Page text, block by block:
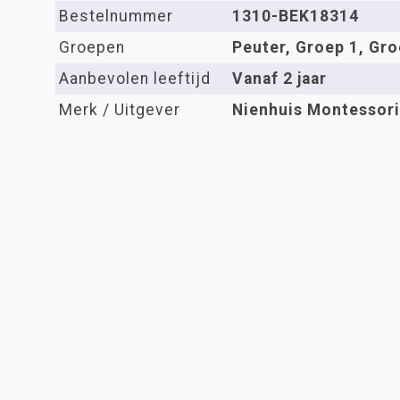
Bestelnummer
1310-BEK18314
Groepen
Peuter, Groep 1,
Aanbevolen leeftijd
Vanaf 2 jaar
Merk / Uitgever
Nienhuis Montessori